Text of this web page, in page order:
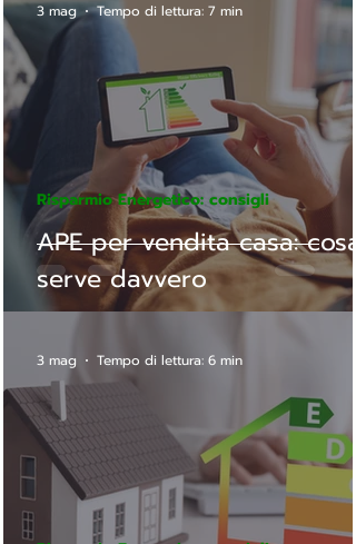
APE per vendita casa: cosa
serve davvero
Risparmio Energetico: consigli
3 mag Tempo di lettura: 7 min
3 mag Tempo di lettura: 6 min